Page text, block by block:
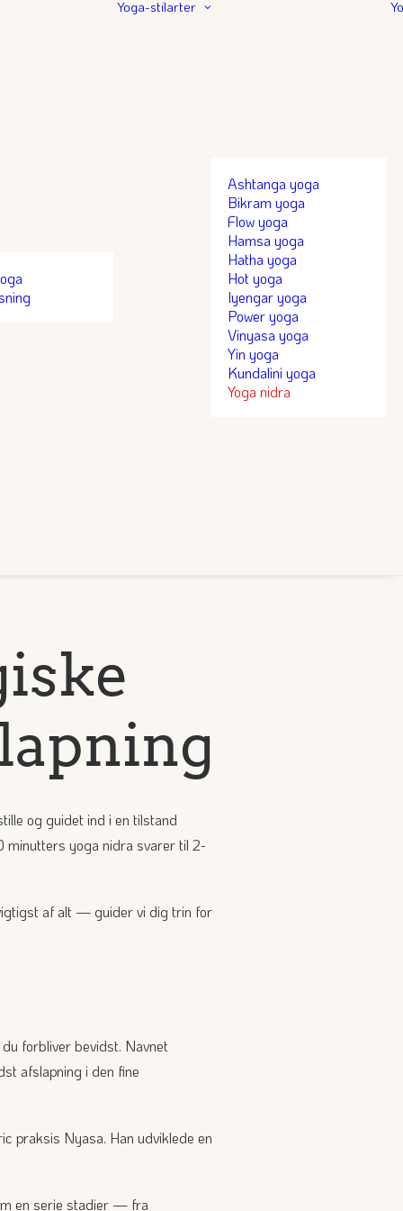
Yoga-stilarter
Ashtanga yoga
Bikram yoga
Flow yoga
Hamsa yoga
Hatha yoga
Hot yoga
Iyengar yoga
Power yoga
Vinyasa yoga
Yin yoga
Kundalini yoga
Yoga nidra
og guidet ind i en tilstand
minutters yoga nidra svarer til 2-
af alt — guider vi dig trin for
forbliver bevidst. Navnet
afslapning i den fine
praksis Nyasa. Han udviklede en
en serie stadier — fra